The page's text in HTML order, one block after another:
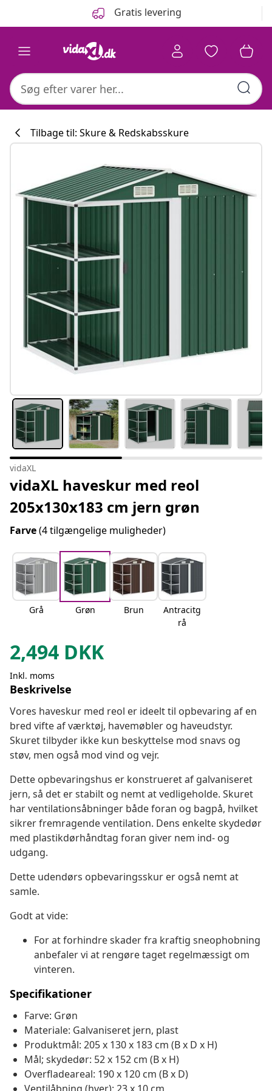
Gratis levering
Tilbage til: Skure & Redskabsskure
vidaXL
vidaXL haveskur med reol
205x130x183 cm jern grøn
Farve(4 tilgængelige muligheder)
Grå Grøn Brun
Antracitg
rå
2,494 DKK
Inkl. moms
Beskrivelse
Vores haveskur med reol er ideelt til opbevaring af en
bred vifte af værktøj, havemøbler og haveudstyr.
Skuret tilbyder ikke kun beskyttelse mod snavs og
støv, men også mod vind og vejr.
Dette opbevaringshus er konstrueret af galvaniseret
jern, så det er stabilt og nemt at vedligeholde. Skuret
har ventilationsåbninger både foran og bagpå, hvilket
sikrer fremragende ventilation. Dens enkelte skydedør
med plastikdørhåndtag foran giver nem ind- og
udgang.
Dette udendørs opbevaringsskur er også nemt at
samle.
Godt at vide:
For at forhindre skader fra kraftig sneophobning
anbefaler vi at rengøre taget regelmæssigt om
vinteren.
Specifikationer
Farve: Grøn
Materiale: Galvaniseret jern, plast
Produktmål: 205 x 130 x 183 cm (B x D x H)
Mål; skydedør: 52 x 152 cm (B x H)
Overfladeareal: 190 x 120 cm (B x D)